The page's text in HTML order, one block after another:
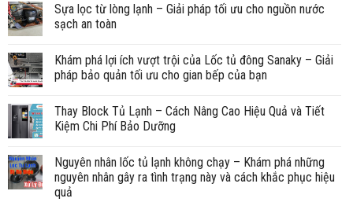
Sựa lọc từ lòng lạnh – Giải pháp tối ưu cho nguồn nước
sạch an toàn
Khám phá lợi ích vượt trội của Lốc tủ đông Sanaky – Giải
pháp bảo quản tối ưu cho gian bếp của bạn
Thay Block Tủ Lạnh – Cách Nâng Cao Hiệu Quả và Tiết
Kiệm Chi Phí Bảo Dưỡng
Nguyên nhân lốc tủ lạnh không chạy – Khám phá những
nguyên nhân gây ra tình trạng này và cách khắc phục hiệu
quả